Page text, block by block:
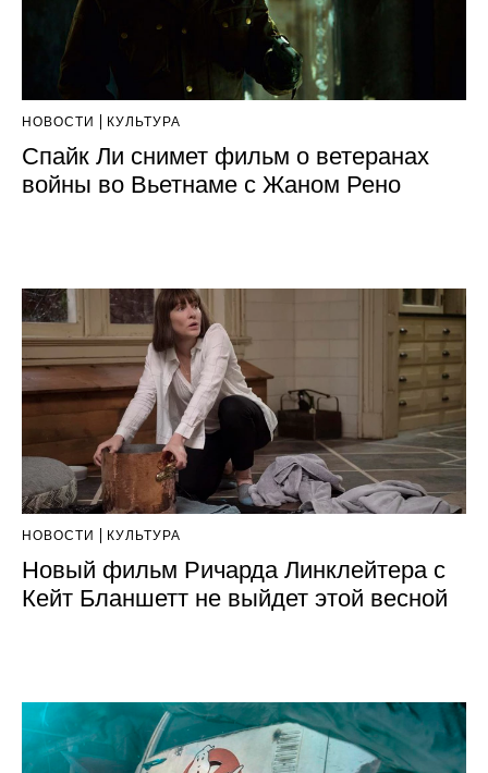
НОВОСТИ КУЛЬТУРА
Спайк Ли снимет фильм о ветеранах
войны во Вьетнаме с Жаном Рено
НОВОСТИ КУЛЬТУРА
Новый фильм Ричарда Линклейтера с
Кейт Бланшетт не выйдет этой весной